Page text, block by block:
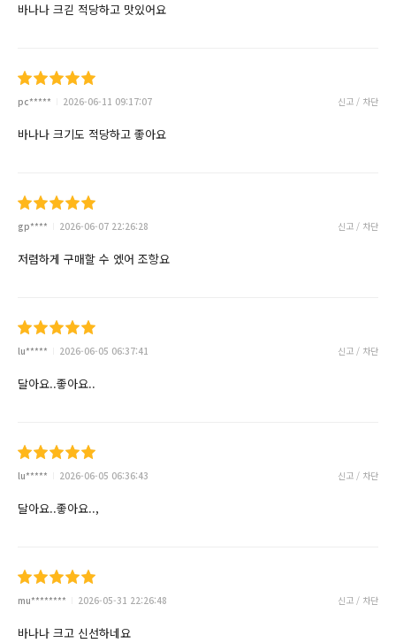
바나나 크긷 적당하고 맛있어요
pc***** 2026-06-11 09:17:07 신고 / 차단
바나나 크기도 적당하고 좋아요
gp**** 2026-06-07 22:26:28 신고 / 차단
저렴하게 구매할 수 엤어 조항요
lu***** 2026-06-05 06:37:41 신고 / 차단
달아요..좋아요..
lu***** 2026-06-05 06:36:43 신고 / 차단
달아요..좋아요..,
mu******** 2026-05-31 22:26:48 신고 / 차단
바나나 크고 신선하네요